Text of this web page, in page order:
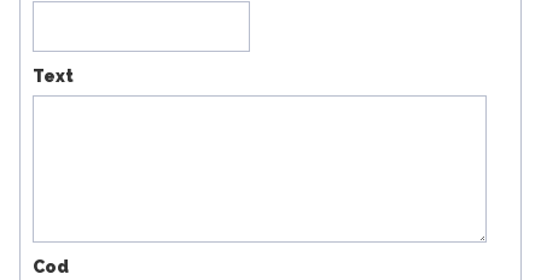
Text
Cod